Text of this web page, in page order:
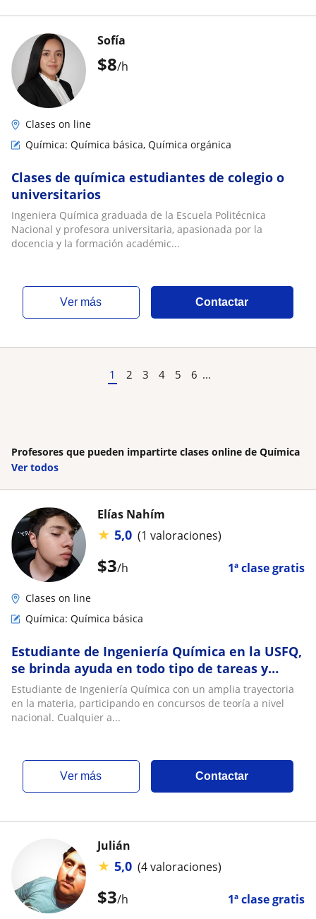
$8/h
Sofía
Clases on line
Química: Química básica, Química orgánica
Clases de química estudiantes de colegio o
universitarios
Ingeniera Química graduada de la Escuela Politécnica
Nacional y profesora universitaria, apasionada por la
docencia y la formación académic...
ver más Contactar
1 2 3 4 5 6 ...
Profesores que pueden impartirte clases online de Química
Ver todos
$3/h 1ª clase gratis
Elías Nahím
★ 5,0 (1 valoraciones)
Clases on line
Química: Química básica
Estudiante de Ingeniería Química en la USFQ,
se brinda ayuda en todo tipo de tareas y
clases relacionadas a Química General 1,2
Estudiante de Ingeniería Química con un amplia trayectoria
en la materia, participando en concursos de teoría a nivel
nacional. Cualquier a...
ver más Contactar
$3/h 1ª clase gratis
Julián
★ 5,0 (4 valoraciones)